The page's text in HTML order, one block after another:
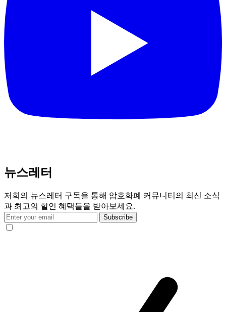
뉴스레터
저희의 뉴스레터 구독을 통해 암호화폐 커뮤니티의 최신 소식
과 최고의 할인 혜택들을 받아보세요.
Subscribe